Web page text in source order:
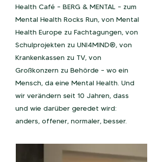
Health Café – BERG & MENTAL – zum
Mental Health Rocks Run, von Mental
Health Europe zu Fachtagungen, von
Schulprojekten zu UNI4MIND®, von
Krankenkassen zu TV, von
Großkonzern zu Behörde – wo ein
Mensch, da eine Mental Health. Und
wir verändern seit 10 Jahren, dass
und wie darüber geredet wird:
anders, offener, normaler, besser.